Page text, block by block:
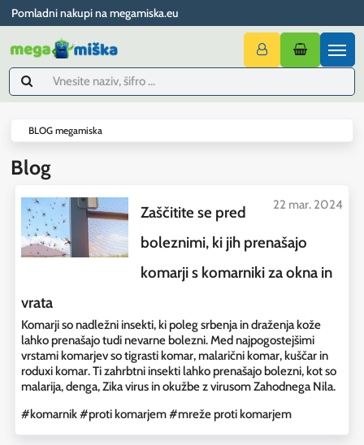
Pomladni nakupi na megamiska.eu
BLOG megamiska
Blog
22 mar. 2024
Zaščitite se pred
boleznimi, ki jih prenašajo
komarji s komarniki za okna in
vrata
Komarji so nadležni insekti, ki poleg srbenja in draženja kože
lahko prenašajo tudi nevarne bolezni. Med najpogostejšimi
vrstami komarjev so tigrasti komar, malarični komar, kuščar in
roduxi komar. Ti zahrbtni insekti lahko prenašajo bolezni, kot so
malarija, denga, Zika virus in okužbe z virusom Zahodnega Nila.
#komarnik#proti komarjem#mreže proti komarjem